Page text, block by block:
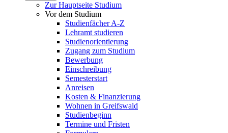
Zur Hauptseite Studium
Vor dem Studium
Studienfächer A-Z
Lehramt studieren
Studienorientierung
Zugang zum Studium
Bewerbung
Einschreibung
Semesterstart
Anreisen
Kosten & Finanzierung
Wohnen in Greifswald
Studienbeginn
Termine und Fristen